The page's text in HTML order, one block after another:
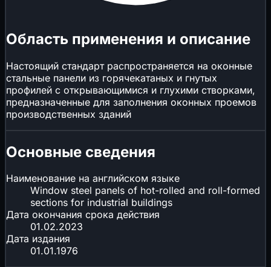
Область применения и описание
Настоящий стандарт распространяется на оконные
стальные панели из горячекатаных и гнутых
профилей с открывающимися и глухими створками,
предназначенные для заполнения оконных проемов
производственных зданий
Основные сведения
Наименование на английском языке
Window steel panels of hot-rolled and roll-formed
sections for industrial buildings
Дата окончания срока действия
01.02.2023
Дата издания
01.01.1976